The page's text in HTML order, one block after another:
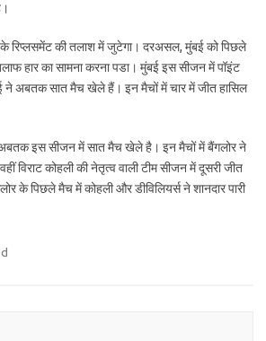
रिप्लसमेंट की तलाश में जुटेगा। दरअसल, मुंबई को पिछले
हार का सामना करना पडा। मुंबई इस सीजन में पॉइंट
ने अबतक सात मैच खेले हैं। इन मैचों में चार में जीत हासिल
अबतक इस सीजन में सात मैच खेले है। इन मैचों में बैंगलोर ने
विराट कोहली की नेतृत्व वाली टीम सीजन में दूसरी जीत
के पिछले मैच में कोहली और ​डीविलियर्स ने शानदार पारी